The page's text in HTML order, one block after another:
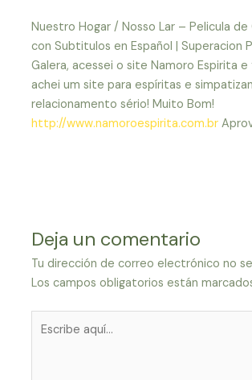
Nuestro Hogar / Nosso Lar – Pelicula de
con Subtitulos en Español | Superacion
Galera, acessei o site Namoro Espirita
achei um site para espíritas e
relacionamento sério! Muito Bom!
http://www.namoroespirita.com.br
Deja un comentario
Tu dirección de correo electrónico no
Los campos obligatorios están